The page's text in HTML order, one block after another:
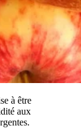
à être
aux